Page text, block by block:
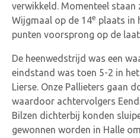
verwikkeld. Momenteel staan
Wijgmaal op de 14e plaats in
punten voorsprong op de
De heenwedstrijd was een
eindstand was toen 5-2 in
Lierse. Onze Pallieters gaan
waardoor achtervolgers
Bilzen dichterbij konden
gewonnen worden in Halle